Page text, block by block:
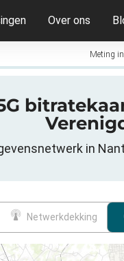
Over ons
Meting
in
Netwerkdekking